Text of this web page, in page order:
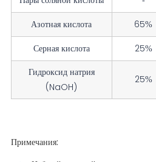
Азотная кислота
65%
Серная кислота
25%
Гидроксид натрия
(NaOH)
25%
Примечания: